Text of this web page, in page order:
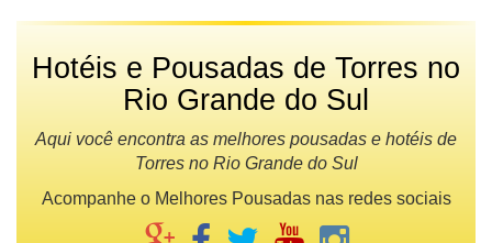
Hotéis e Pousadas de Torres no
Rio Grande do Sul
Aqui você encontra as melhores pousadas e hotéis de
Torres no Rio Grande do Sul
Acompanhe o Melhores Pousadas nas redes sociais